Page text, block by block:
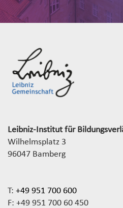
Leibniz-Institut für
Wilhelmsplatz 3
96047 Bamberg
T: +49 951 700 600
F: +49 951 700 60 450